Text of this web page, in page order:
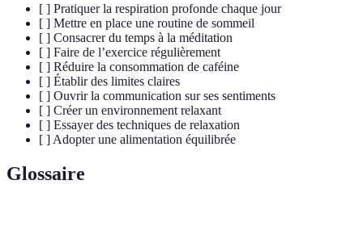
[ ] Pratiquer la respiration profonde chaque jour
[ ] Mettre en place une routine de sommeil
[ ] Consacrer du temps à la méditation
[ ] Faire de l’exercice régulièrement
[ ] Réduire la consommation de caféine
[ ] Établir des limites claires
[ ] Ouvrir la communication sur ses sentiments
[ ] Créer un environnement relaxant
[ ] Essayer des techniques de relaxation
[ ] Adopter une alimentation équilibrée
Glossaire